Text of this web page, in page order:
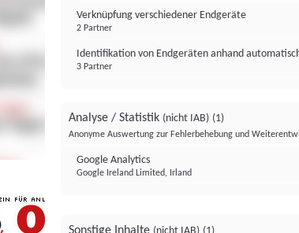
Verknüpfung verschiedener Endgeräte
2 Partner
Identifikation von Endgeräten anhand
3 Partner
Analyse / Statistik (nicht IAB) (1)
Anonyme Auswertung zur Fehlerbehebung und
Google Analytics
Google Ireland Limited, Irland
Sonstige Inhalte (nicht IAB) (1)